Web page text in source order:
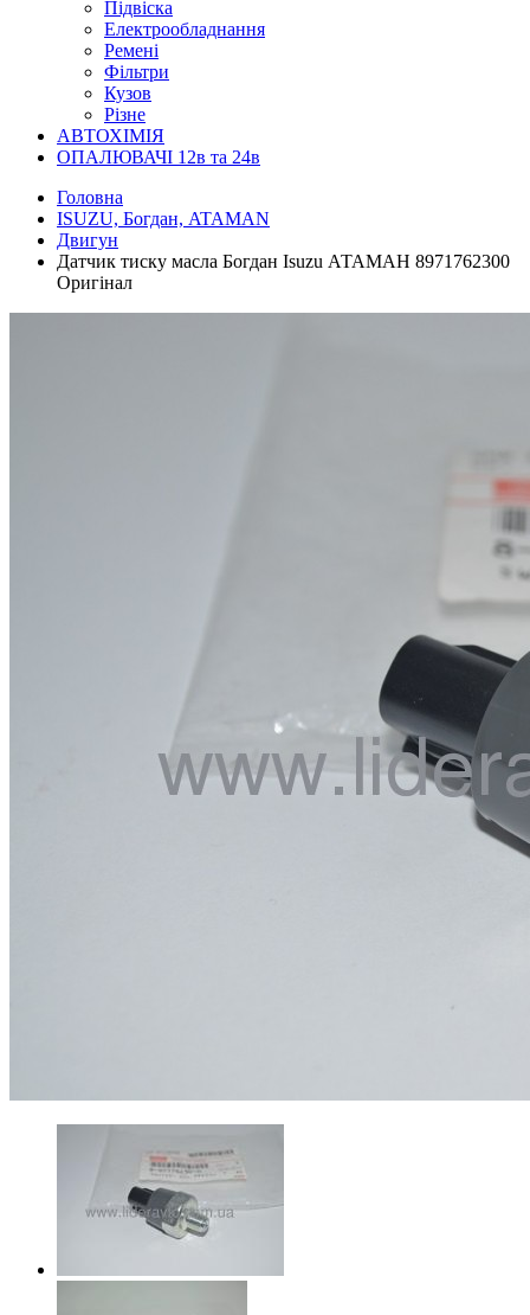
Підвіска
Електрообладнання
Ремені
Фільтри
Кузов
Різне
АВТОХІМІЯ
ОПАЛЮВАЧІ 12в та 24в
Головна
ISUZU, Богдан, ATAMAN
Двигун
Датчик тиску масла Богдан Isuzu АТАМАН 8971762300
Оригінал